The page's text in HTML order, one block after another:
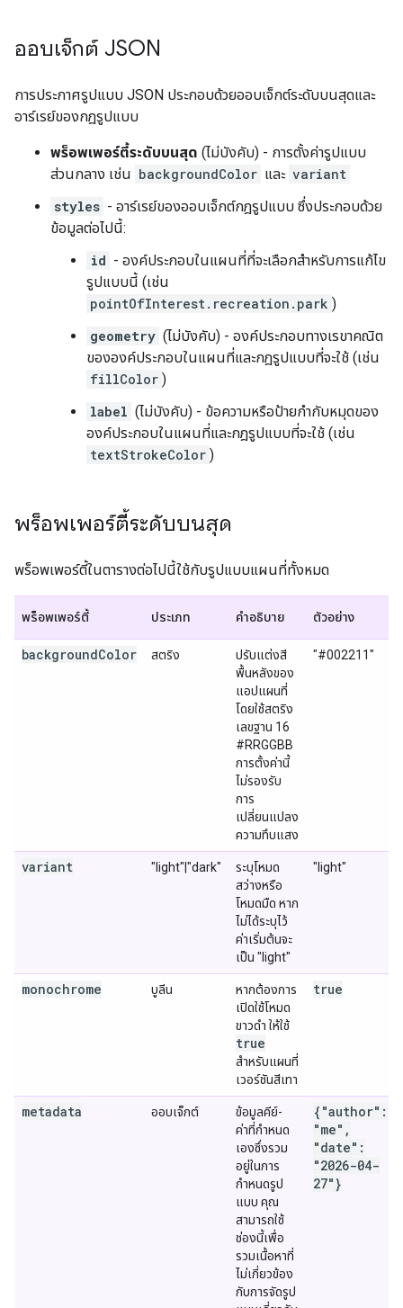
ออบเจ็กต์ JSON
การประกาศรูปแบบ JSON ประกอบด้วยออบเจ็กต์ระดับบนสุดและ
อาร์เรย์ของกฎรูปแบบ
พร็อพเพอร์ตี้ระดับบนสุด (ไม่บังคับ) - การตั้งค่ารูปแบบ
ส่วนกลาง เช่น backgroundColor และ variant
styles - อาร์เรย์ของออบเจ็กต์กฎรูปแบบ ซึ่งประกอบด้วย
ข้อมูลต่อไปนี้:
id - องค์ประกอบในแผนที่ที่จะเลือกสำหรับการแก้ไข
รูปแบบนี้ (เช่น
pointOfInterest.recreation.park )
geometry (ไม่บังคับ) - องค์ประกอบทางเรขาคณิต
ขององค์ประกอบในแผนที่และกฎรูปแบบที่จะใช้ (เช่น
fillColor )
label (ไม่บังคับ) - ข้อความหรือป้ายกำกับหมุดของ
องค์ประกอบในแผนที่และกฎรูปแบบที่จะใช้ (เช่น
textStrokeColor )
พร็อพเพอร์ตี้ระดับบนสุด
พร็อพเพอร์ตี้ในตารางต่อไปนี้ใช้กับรูปแบบแผนที่ทั้งหมด
พร็อพเพอร์ตี้ ประเภท คำอธิบาย ตัวอย่าง
backgroundColor สตริง
ปรับแต่งสี
พื้นหลังของ
แอปแผนที่
โดยใช้สตริง
เลขฐาน 16
#RRGGBB
การตั้งค่านี้
ไม่รองรับ
การ
เปลี่ยนแปลง
ความทึบแสง
"#002211"
variant "light"|"dark"
ระบุโหมด
สว่างหรือ
โหมดมืด หาก
ไม่ได้ระบุไว้
ค่าเริ่มต้นจะ
เป็น "light"
"light"
monochrome บูลีน
หากต้องการ
เปิดใช้โหมด
ขาวดำ ให้ใช้
true
สำหรับแผนที่
เวอร์ชันสีเทา
true
metadata ออบเจ็กต์
ข้อมูลคีย์-
ค่าที่กำหนด
เองซึ่งรวม
อยู่ในการ
กำหนดรูป
แบบ คุณ
สามารถใช้
ช่องนี้เพื่อ
รวมเนื้อหาที่
ไม่เกี่ยวข้อง
กับการจัดรูป
{"author":
"me",
"date":
"2026-04-
27"}